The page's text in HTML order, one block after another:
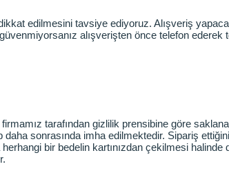
edilmesini tavsiye ediyoruz. Alışveriş
alışverişten önce telefon ederek
tarafından gizlilik prensibine göre
sonrasında imha edilmektedir. Sipariş
bir bedelin kartınızdan çekilmesi